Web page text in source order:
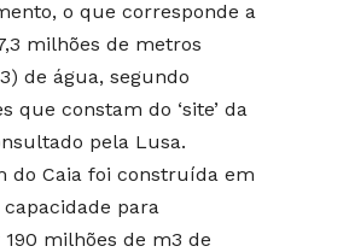
o que corresponde a
milhões de metros
de água, segundo
que constam do ‘site’ da
pela Lusa.
do Caia foi construída em
capacidade para
milhões de m3 de